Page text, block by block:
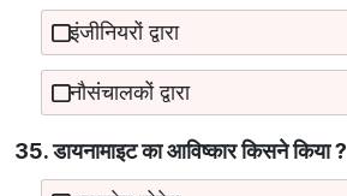
इंजीनियरों द्वारा
नौसंचालकों द्वारा
35. डायनामाइट का आविष्कार किसने किया ?